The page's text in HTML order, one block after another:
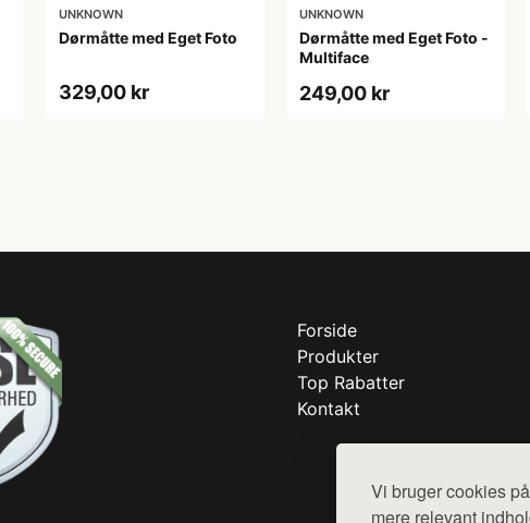
Vi bruger cookies
mere relevant
UNKNOWN
Dørmåtte med Eget Foto
329,00 kr
UNKNOWN
Dørmåtte med Eget Foto -
Multiface
249,00 kr
Forside
Produkter
Top Rabatter
Kontakt